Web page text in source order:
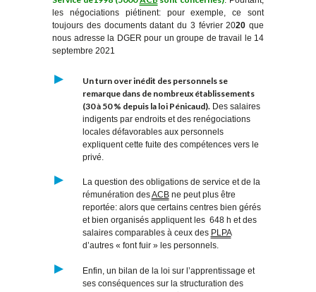
les négociations piétinent: pour exemple, ce sont
toujours des documents datant du 3 février 2020 que
nous adresse la DGER pour un groupe de travail le 14
septembre 2021
Un turn over inédit des personnels se
remarque dans de nombreux établissements
(30 à 50 % depuis la loi Pénicaud).Des salaires
indigents par endroits et des renégociations
locales défavorables aux personnels
expliquent cette fuite des compétences vers le
privé.
La question des obligations de service et de la
rémunération desACBne peut plus être
reportée: alors que certains centres bien gérés
et bien organisés appliquent les 648 h et des
salaires comparables à ceux des PLPA
d’autres « font fuir » les personnels.
Enfin, un bilan de la loi sur l’apprentissage et
ses conséquences sur la structuration des